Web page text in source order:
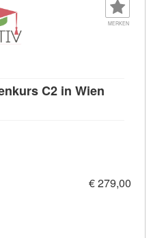
MERKEN
C2 in Wien
€ 279,00